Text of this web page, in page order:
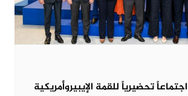
تحضيرياً للقمة الإيبيروأمريكية